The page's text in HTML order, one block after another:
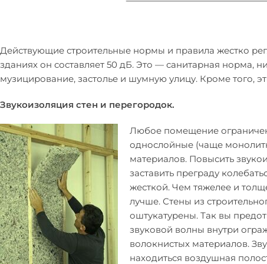
Действующие строительные нормы и правила жестко
зданиях он составляет 50 дБ. Это — санитарная
музицирование, застолье и шумную улицу. Кроме того,
Звукоизоляция стен и перегородок.
Любое помещение
однослойные (чаще
материалов. Повысить
заставить преграду
жесткой. Чем тяжелее и
лучше. Стены из
оштукатурены. Так вы
звуковой волны внутри
волокнистых материалов.
находиться воздушная